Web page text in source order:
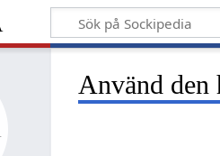
Använd den